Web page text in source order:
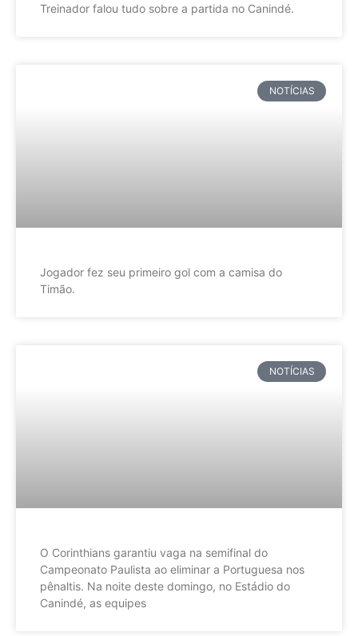
Treinador falou tudo sobre a partida no Canindé.
NOTÍCIAS
Jogador fez seu primeiro gol com a camisa do
Timão.
NOTÍCIAS
O Corinthians garantiu vaga na semifinal do
Campeonato Paulista ao eliminar a Portuguesa nos
pênaltis. Na noite deste domingo, no Estádio do
Canindé, as equipes